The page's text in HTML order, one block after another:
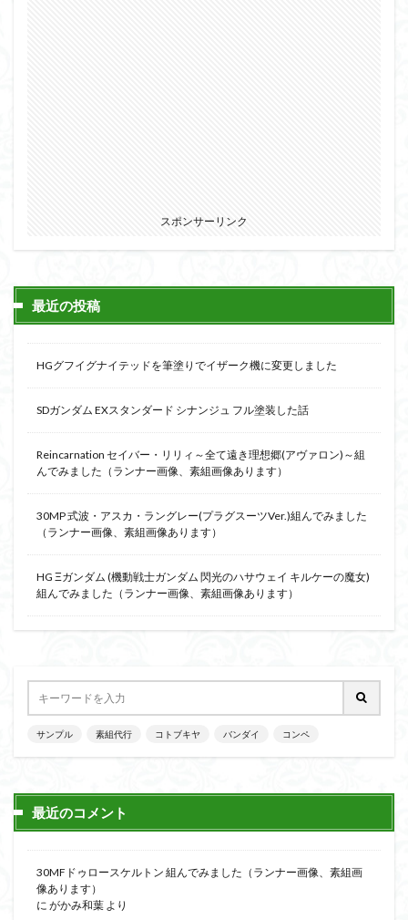
スポンサーリンク
最近の投稿
HGグフイグナイテッドを筆塗りでイザーク機に変更しました
SDガンダム EXスタンダード シナンジュ フル塗装した話
Reincarnation セイバー・リリィ～全て遠き理想郷(アヴァロン)～組
んでみました（ランナー画像、素組画像あります）
30MP 式波・アスカ・ラングレー(プラグスーツVer.)組んでみました
（ランナー画像、素組画像あります）
HG Ξガンダム (機動戦士ガンダム 閃光のハサウェイ キルケーの魔女)
組んでみました（ランナー画像、素組画像あります）
サンプル 素組代行 コトブキヤ バンダイ コンペ
最近のコメント
30MFドゥロースケルトン 組んでみました（ランナー画像、素組画
像あります）
に がかみ和葉 より